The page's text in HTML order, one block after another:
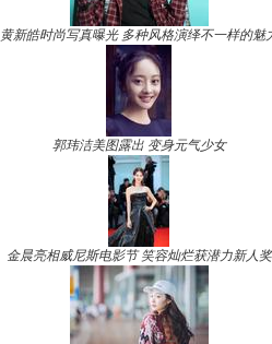
黄新皓时尚写真曝光 多种风格演绎不一样的魅
郭玮洁美图露出 变身元气少女
金晨亮相威尼斯电影节 笑容灿烂获潜力新人奖